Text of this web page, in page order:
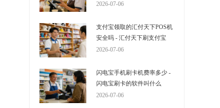
2026-07-06
支付宝领取的汇付天下POS机
安全吗 - 汇付天下刷支付宝
2026-07-06
闪电宝手机刷卡机费率多少 -
闪电宝刷卡的软件叫什么
2026-07-06